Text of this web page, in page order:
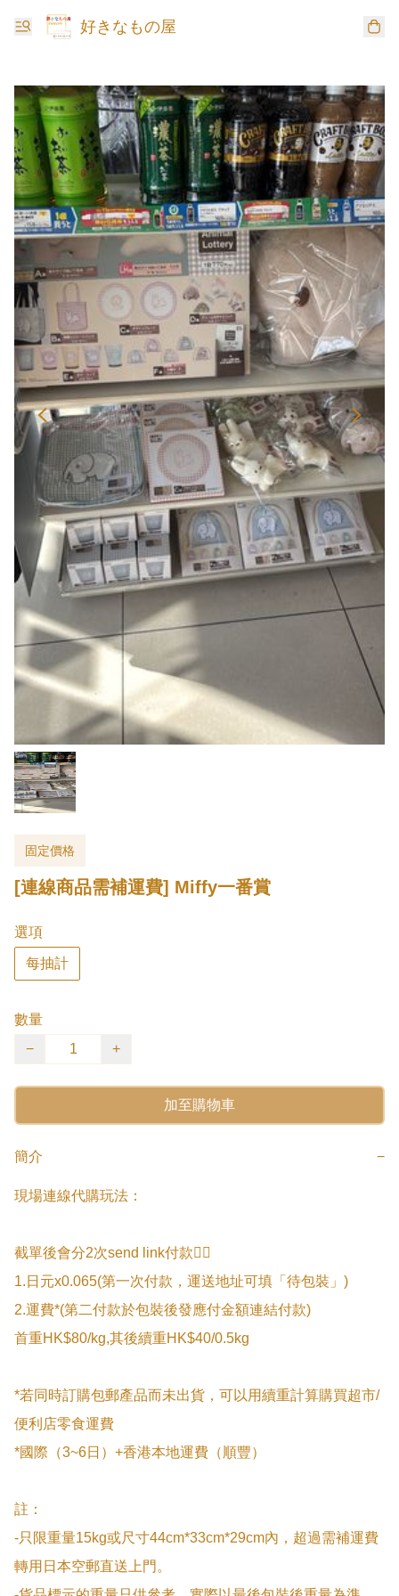
好きなもの屋
固定價格
[連線商品需補運費] Miffy一番賞
選項
每抽計
數量
−
+
加至購物車
簡介 −
現場連線代購玩法：
截單後會分2次send link付款👇🏻
1.日元x0.065(第一次付款，運送地址可填「待包裝」)
2.運費*(第二付款於包裝後發應付金額連結付款)
首重HK$80/kg,其後續重HK$40/0.5kg
*若同時訂購包郵產品而未出貨，可以用續重計算購買超市/
便利店零食運費
*國際（3~6日）+香港本地運費（順豐）
註：
-只限重量15kg或尺寸44cm*33cm*29cm內，超過需補運費
轉用日本空郵直送上門。